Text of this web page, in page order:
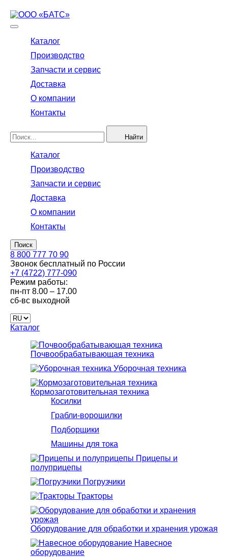
Каталог
Производство
Запчасти и сервис
Доставка
О компании
Контакты
Найти
Каталог
Производство
Запчасти и сервис
Доставка
О компании
Контакты
Поиск
8 800 777 70 90
Звонок бесплатный по России
+7 (4722) 777-090
Режим работы:
пн-пт 8.00 – 17.00
сб-вс выходной
Каталог
Почвообрабатывающая техника
Уборочная техника
Кормозаготовительная техника
Косилки
Грабли-ворошилки
Подборщики
Машины для тока
Прицепы и
полуприцепы
Погрузчики
Тракторы
Оборудование для обработки и хранения урожая
Навесное
оборудование